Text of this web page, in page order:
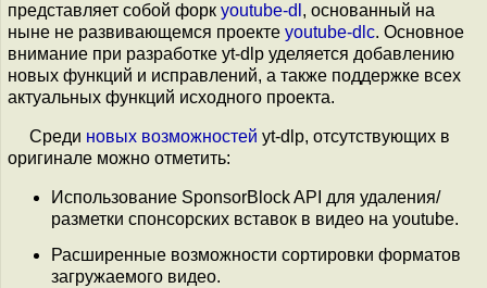
представляет собой форк youtube-dl , основанный на
ныне не развивающемся проекте youtube-dlc. Основное
внимание при разработке yt-dlp уделяется добавлению
новых функций и исправлений, а также поддержке всех
актуальных функций исходного проекта.
Среди новых возможностей yt-dlp, отсутствующих в
оригинале можно отметить:
Использование SponsorBlock API для удаления/
разметки спонсорских вставок в видео на youtube.
Расширенные возможности сортировки форматов
загружаемого видео.